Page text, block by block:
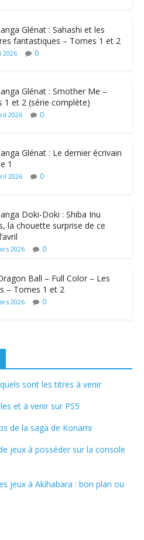
Glénat : Sahashi et les
fantastiques – Tomes 1 et 2
2026 0
Glénat : Smother Me –
1 et 2 (série complète)
2026 0
Glénat : Le dernier écrivain
1
2026 0
Doki-Doki : Shiba Inu
la chouette surprise de ce
2026 0
Ball – Full Color – Les
– Tomes 1 et 2
2026 0
sont les titres à venir
et à venir sur PS5
de la saga de Konami
jeux à posséder sur la console
jeux à Akihabara : bon plan ou